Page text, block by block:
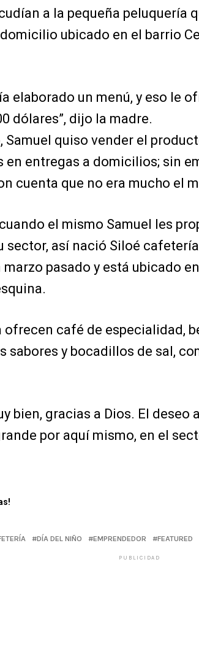
a la pequeña peluquería
ubicado en el barrio
elaborado un menú, y eso le
dólares”, dijo la madre.
Samuel quiso vender el
en entregas a domicilios; sin
cuenta que no era mucho el
el mismo Samuel les
sector, así nació Siloé
marzo pasado y está ubicado
ofrecen café de especialidad,
sabores y bocadillos de sal,
bien, gracias a Dios. El
por aquí mismo, en el
DÍA DEL NIÑO EMPRENDEDOR FEATURED
PUBLICIDAD